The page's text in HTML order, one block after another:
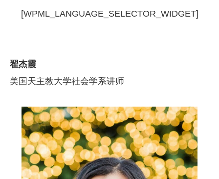
[WPML_LANGUAGE_SELECTOR_WIDGET]
翟杰霞
美国天主教大学社会学系讲师